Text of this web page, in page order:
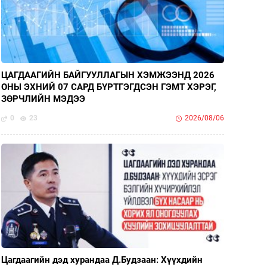
ЦАГДААГИЙН БАЙГУУЛЛАГЫН ХЭМЖЭЭНД 2026
ОНЫ ЭХНИЙ 07 САРД БҮРТГЭГДСЭН ГЭМТ ХЭРЭГ,
ЗӨРЧЛИЙН МЭДЭЭ
0 23 2026/08/06
Цагдаагийн дэд хурандаа Д.Будзаан: Хүүхдийн